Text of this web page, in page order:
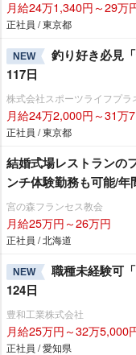
月給24万1,340円～29万
正社員 / 東京都
NEW
釣り好き必見
117日
株式会社スポーツライフプラ
月給24万2,000円～31万
正社員 / 東京都
結婚式場レストランの
ンチ体験勤務も可能/年
宮の森フランセス教会
月給25万円～26万円
正社員 / 北海道
NEW
職種未経験可
124日
豊和工業株式会社
月給25万円～32万5,000
正社員 / 愛知県